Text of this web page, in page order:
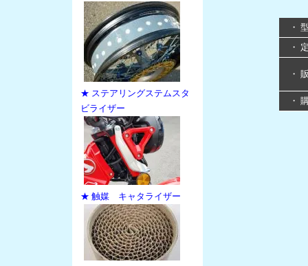
★ ステアリングステムスタ
ビライザー
★ 触媒 キャタライザー
・
・
・
・